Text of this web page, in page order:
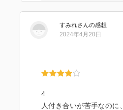
すみれさんの感想
2024年4月20日
4
人付き合いが苦手なのに